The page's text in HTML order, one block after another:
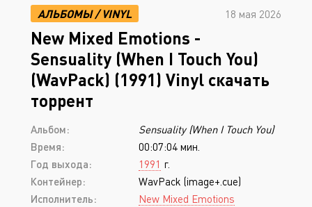
АЛЬБОМЫ/VINYL 18 мая 2026
New Mixed Emotions -
Sensuality (When I Touch You)
(WavPack) (1991) Vinyl скачать
торрент
Альбом:
Sensuality (When I Touch You)
Время:
00:07:04 мин.
Год выхода:
1991 г.
Контейнер:
WavPack (image+.cue)
Исполнитель:
New Mixed Emotions